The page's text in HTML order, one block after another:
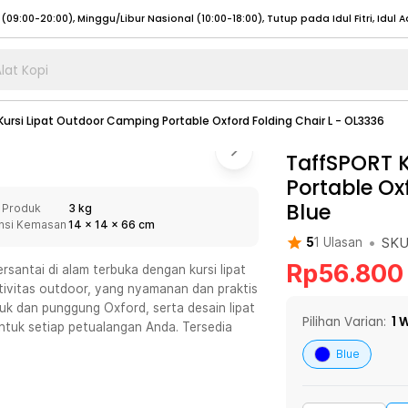
(07:00 - 20:00), Sabtu - Minggu (08:00 - 20:00), Tutup pada Idul Fitri
- 20:00), Sabtu - Minggu/ Libur Nasional (08:00 - 17:00) Selengkapnya
- 20:00), Sabtu - Minggu/ Libur Nasional (08:00 - 17:00) Selengkapnya
(09:00-20:00), Minggu/Libur Nasional (12:00-20:00), Tutup pada Idul Fitri
(09:00-20:00), Minggu/Libur Nasional (12:00-20:00), Tutup pada Idul Fitri
(07:00 - 20:00), Sabtu - Minggu (08:00 - 20:00), Tutup pada Idul Fitri
- 20:00), Sabtu - Minggu/ Libur Nasional (08:00 - 17:00) Selengkapnya
Kopi
Lipat Outdoor Camping Portable Oxford Folding Chair L - OL3336
3 kg
Kemasan 14 x 14 x 66 cm
di alam terbuka dengan kursi lipat
outdoor, yang nyamanan dan praktis
dan punggung Oxford, serta desain lipat
setiap petualangan Anda. Tersedia
Portable
Blue
51 Ulasan • SKU
Rp56.800
Pilihan Varian: 1
Blue